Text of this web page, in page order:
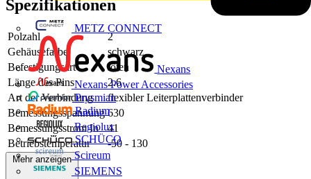
METZ CONNECT
Nexans
Nexans Power Accessories
Prysmian
Radium
Regiolux
SCHÜCO
Scireum
SIEMENS
Spezifikationen
Polzahl
2
Gehäusefarbe
schwarz
Befestigungsart
löten
Länge des Pins
2.6
Art der Verbindung
flexibler Leiterplattenverbinder
Bemessungsspannung 630
Bemessungsstrom In
41
Betriebstemperatur
-50 - 130
Mehr anzeigen